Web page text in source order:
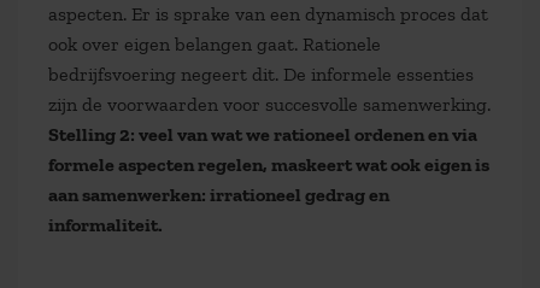
aspecten. Er is sprake van een dynamisch proces dat
ook over eigen belangen gaat. Rationele
bedrijfsvoering negeert dit. De informele essenties
zijn de voorwaarden voor succesvolle samenwerking.
Stelling 2: veel van wat we rationeel ordenen en via
formele aspecten regelen, maskeert wat ook eigen is
aan samenwerken: irrationeel gedrag en
informaliteit.